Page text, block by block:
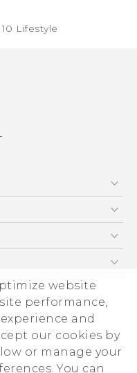
website
performance,
and
our cookies by
or manage your
You can
10 Lifestyle‎
пользователя
нұсқаулығы
guide
manual
guide